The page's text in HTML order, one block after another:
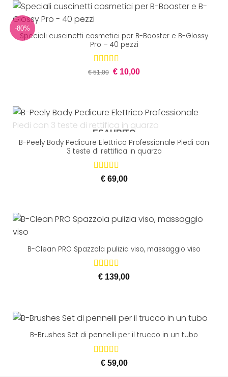
-80%
Speciali cuscinetti cosmetici per B-Booster e B-Glossy
Pro – 40 pezzi
Valutato
€51,00 Il
prezzo
€10,00Il
ESAURITO
B-Peely Body Pedicure Elettrico Professionale Piedi con
3 teste di rettifica in quarzo
Valutato
su 5
€69,00
B-Clean PRO Spazzola pulizia viso, massaggio viso
Valutato
su 5
€ 139,00
B-Brushes Set di pennelli per il trucco in un tubo
Valutato
su 5
€59,00